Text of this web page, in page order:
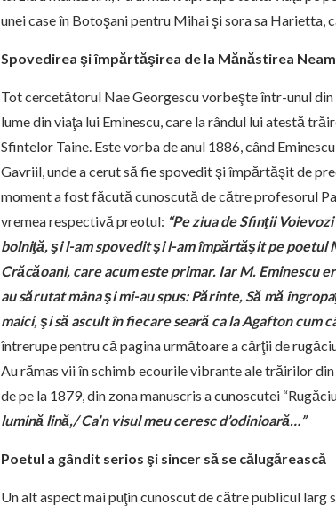
unei case în Botoşani pentru Mihai şi sora sa Harietta,
Spovedirea şi împărtăşirea de la Mănăstirea
Tot cercetătorul Nae Georgescu vorbeşte într-unul
lume din viaţa lui Eminescu, care la rândul lui atestă
Sfintelor Taine. Este vorba de anul 1886, când
Gavriil, unde a cerut să fie spovedit şi împărtăşit de
moment a fost făcută cunoscută de către profesorul
vremea respectivă preotul: “Pe ziua de Sfinţii
bolniţă, şi l-am spovedit şi l-am împărtăşit pe poetul
Crăcăoani, care acum este primar. Iar M. Eminescu
au sărutat mâna şi mi-au spus: Părinte, Să mă
maici, şi să ascult în fiecare seară ca la Agafton cum
întrerupe pentru că pagina următoare a cărţii de
Au rămas vii în schimb ecourile vibrante ale trăirilor din
de pe la 1879, din zona manuscris a cunoscutei
lumină lină,/ Ca’n visul meu ceresc d’odinioară…”
Poetul a gândit serios şi sincer să se călugărească
Un alt aspect mai puţin cunoscut de către publicul larg